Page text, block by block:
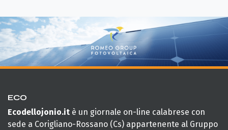
ECO
Ecodellojonio.it è un giornale on-line calabrese con
sede a Corigliano-Rossano (Cs) appartenente al Gruppo